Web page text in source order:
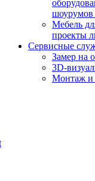
шоурумов
Мебель
проекты
Сервисные
Замер на
3D-
Монтаж и